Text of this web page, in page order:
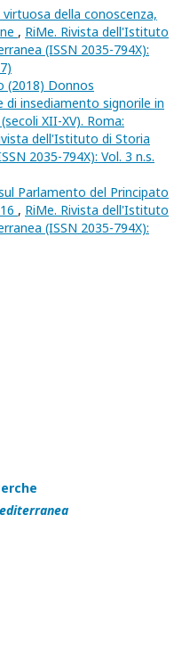
della conoscenza,
, RiMe. Rivista dell'Istituto
(ISSN 2035-794X):
(2018) Donnos
di insediamento signorile in
XII-XV). Roma:
dell'Istituto di Storia
2035-794X): Vol. 3 n.s.
Parlamento del Principato
, RiMe. Rivista dell'Istituto
(ISSN 2035-794X):